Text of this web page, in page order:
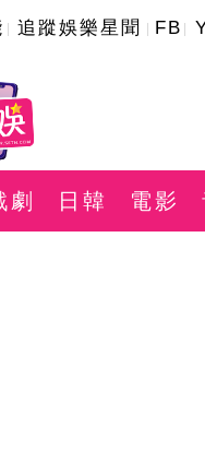
追蹤娛樂星聞 FB
劇 日韓 電影